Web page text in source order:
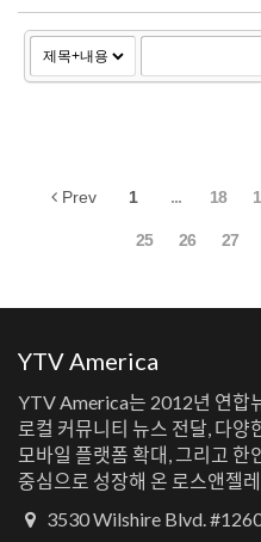
Prev 1 ... 18
25 26 27
YTV America
YTV America는 2012년 연합
로컬 커뮤니티 뉴스 전달, 다양
모바일 플랫폼 확대, 그리고
중심으로 성장해 온 로스앤젤
3530 Wilshire Blvd.